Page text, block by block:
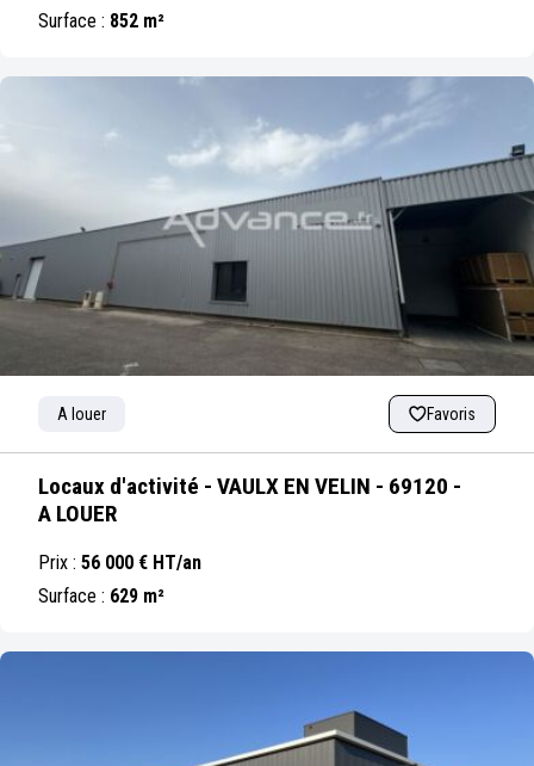
Surface : 852 m²
A louer Favoris
Locaux d'activité - VAULX EN VELIN - 69120 -
A LOUER
Prix : 56 000 € HT/an
Surface : 629 m²